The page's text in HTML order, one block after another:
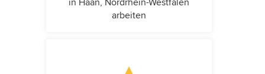
in Haan, Nordrhein-Westfalen
arbeiten